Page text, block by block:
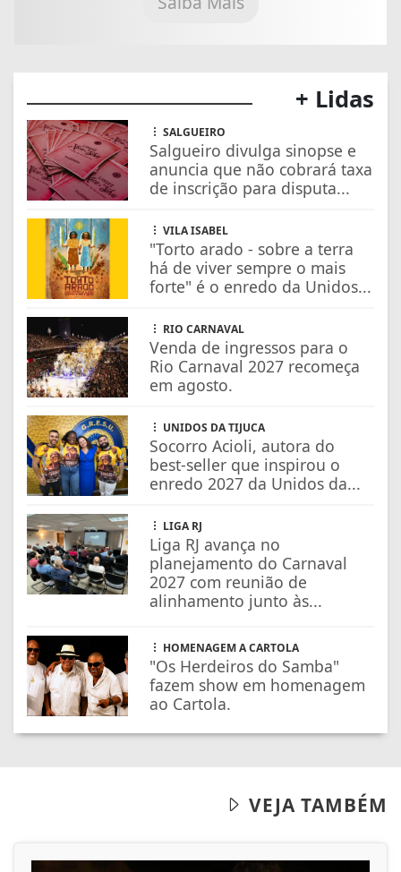
+ Lidas
SALGUEIRO
Salgueiro divulga sinopse e
anuncia que não cobrará taxa
de inscrição para disputa...
VILA ISABEL
"Torto arado - sobre a terra
há de viver sempre o mais
forte" é o enredo da Unidos...
RIO CARNAVAL
Venda de ingressos para o
Rio Carnaval 2027 recomeça
em agosto.
UNIDOS DA TIJUCA
Socorro Acioli, autora do
best-seller que inspirou o
enredo 2027 da Unidos da...
LIGA RJ
Liga RJ avança no
planejamento do Carnaval
2027 com reunião de
alinhamento junto às...
HOMENAGEM A CARTOLA
"Os Herdeiros do Samba"
fazem show em homenagem
ao Cartola.
VEJA TAMBÉM